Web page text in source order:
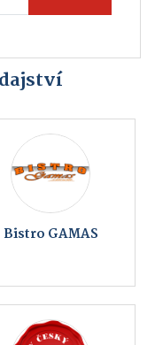
Bistro GAMAS